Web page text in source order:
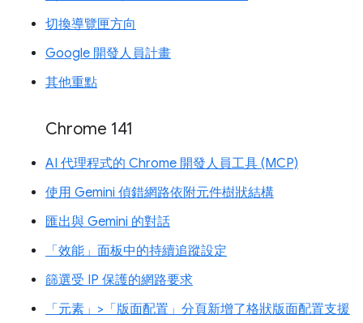
切換導覽匣方向
Google 開發人員計畫
其他重點
Chrome 141
AI 代理程式的 Chrome 開發人員工具 (MCP)
使用 Gemini 偵錯網路依附元件樹狀結構
匯出與 Gemini 的對話
「效能」面板中的持續追蹤設定
篩選受 IP 保護的網路要求
「元素」>「版面配置」分頁新增了格狀版面配置支援